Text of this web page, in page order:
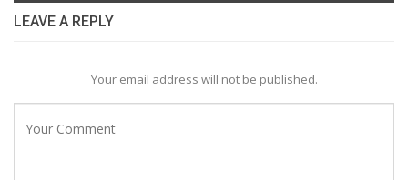
LEAVE A REPLY
Your email address will not be published.